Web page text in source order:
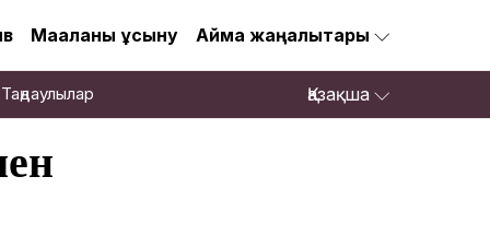
Мақаланы ұсыну Аймақ жаңалықтары
Таңдаулылар Қазақша